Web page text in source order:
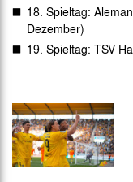
18. Spieltag:
Dezember)
19. Spieltag: TSV